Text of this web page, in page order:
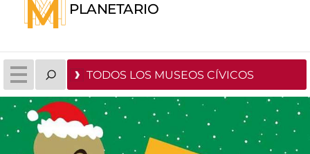
PLANETARIO
TODOS LOS MUSEOS CÍVICOS